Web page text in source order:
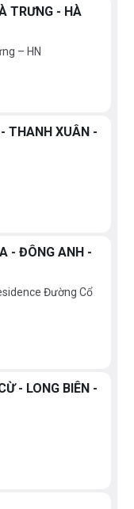
TRƯNG - HÀ
– HN
THANH XUÂN -
- ĐÔNG ANH -
Đường Cổ
- LONG BIÊN -